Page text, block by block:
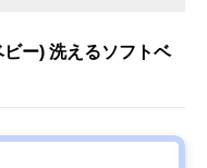
ー) 洗えるソフトベ